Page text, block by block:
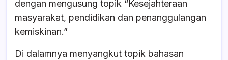
o
o
k
p
p
s
dengan mengusung topik “Kesejahteraan
masyarakat, pendidikan dan penanggulangan
kemiskinan.”
Di dalamnya menyangkut topik bahasan